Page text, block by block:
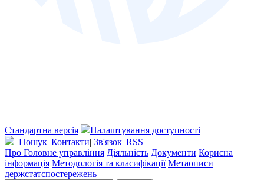
Стандартна версія
Налаштування доступності
Пошук| Контакти| Зв'язок| RSS
Про Головне управління Діяльність Документи Корисна
інформація Методологія та класифікації Метаописи
держстатспостережень